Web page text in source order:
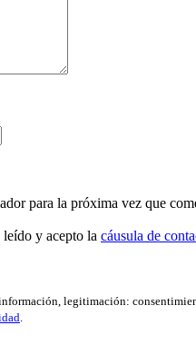
para la próxima vez que
y acepto la cáusula de
legitimación:
.